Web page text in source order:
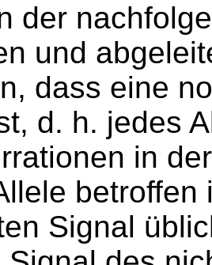
der
und
dass eine
d. h. jedes
in
betroffen
Signal